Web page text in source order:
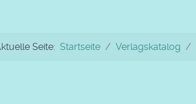
Seite: Startseite Verlagskatalog